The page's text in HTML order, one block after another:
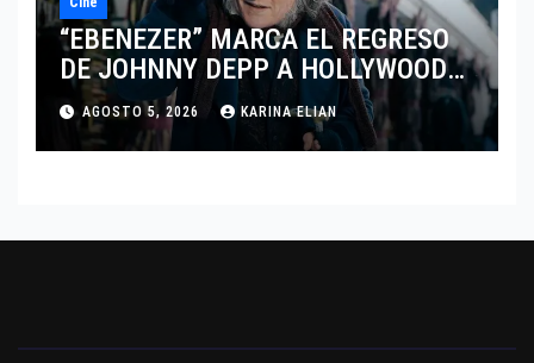
“EBENEZER” MARCA EL REGRESO
DE JOHNNY DEPP A HOLLYWOOD
TRAS SU PASO POR EL CINE
INDEPENDIENTE EUROPEO
AGOSTO 5, 2026 KARINA ELIAN